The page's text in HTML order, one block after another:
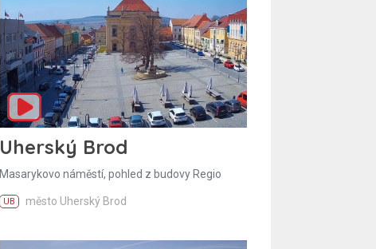
Uherský Brod
Masarykovo náměstí, pohled z budovy Regio
UB město Uherský Brod